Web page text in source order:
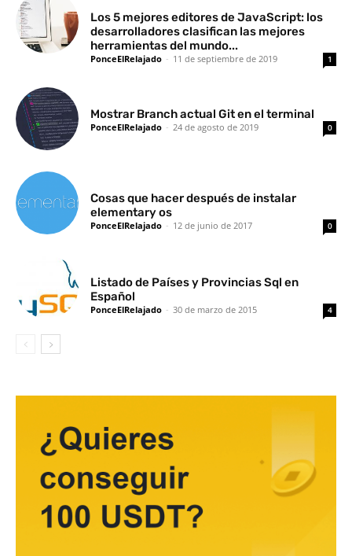
Los 5 mejores editores de JavaScript: los
desarrolladores clasifican las mejores
herramientas del mundo...
PonceElRelajado - 11 de septiembre de 2019 1
Mostrar Branch actual Git en el terminal
PonceElRelajado - 24 de agosto de 2019 0
Cosas que hacer después de instalar
elementary os
PonceElRelajado - 12 de junio de 2017 0
Listado de Países y Provincias Sql en
Español
PonceElRelajado - 30 de marzo de 2015 4